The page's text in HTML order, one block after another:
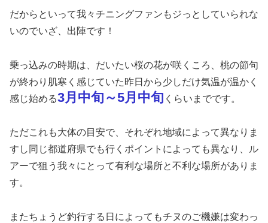
だからといって我々チニングファンもジっとしていられな
いのでいざ、出陣です！
乗っ込みの時期は、だいたい桜の花が咲くころ、桃の節句
が終わり肌寒く感じていた昨日から少しだけ気温が温かく
感じ始める3月中旬～5月中旬 くらいまでです。
ただこれも大体の目安で、それぞれ地域によって異なりま
すし同じ都道府県でも行くポイントによっても異なり、ル
アーで狙う我々にとって有利な場所と不利な場所がありま
す。
またちょうど釣行する日によってもチヌのご機嫌は変わっ